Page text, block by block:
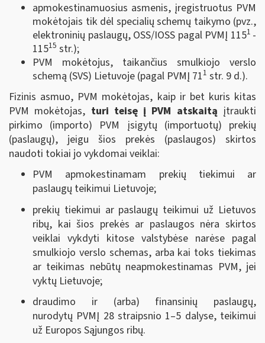
apmokestinamuosius asmenis, įregistruotus PVM
mokėtojais tik dėl specialių schemų taikymo (pvz.,
elektroninių paslaugų, OSS/IOSS pagal PVMĮ 1151 -
11515 str.);
PVM mokėtojus, taikančius smulkiojo verslo
schemą (SVS) Lietuvoje (pagal PVMĮ 711 str. 9 d.).
Fizinis asmuo, PVM mokėtojas, kaip ir bet kuris kitas
PVM mokėtojas, turi teisę į PVM atskaitą įtraukti
pirkimo (importo) PVM įsigytų (importuotų) prekių
(paslaugų), jeigu šios prekės (paslaugos) skirtos
naudoti tokiai jo vykdomai veiklai:
PVM apmokestinamam prekių tiekimui ar
paslaugų teikimui Lietuvoje;
prekių tiekimui ar paslaugų teikimui už Lietuvos
ribų, kai šios prekės ar paslaugos nėra skirtos
veiklai vykdyti kitose valstybėse narėse pagal
smulkiojo verslo schemas, arba kai toks tiekimas
ar teikimas nebūtų neapmokestinamas PVM, jei
vyktų Lietuvoje;
draudimo ir (arba) finansinių paslaugų,
nurodytų PVMĮ 28 straipsnio 1–5 dalyse, teikimui
už Europos Sąjungos ribų.